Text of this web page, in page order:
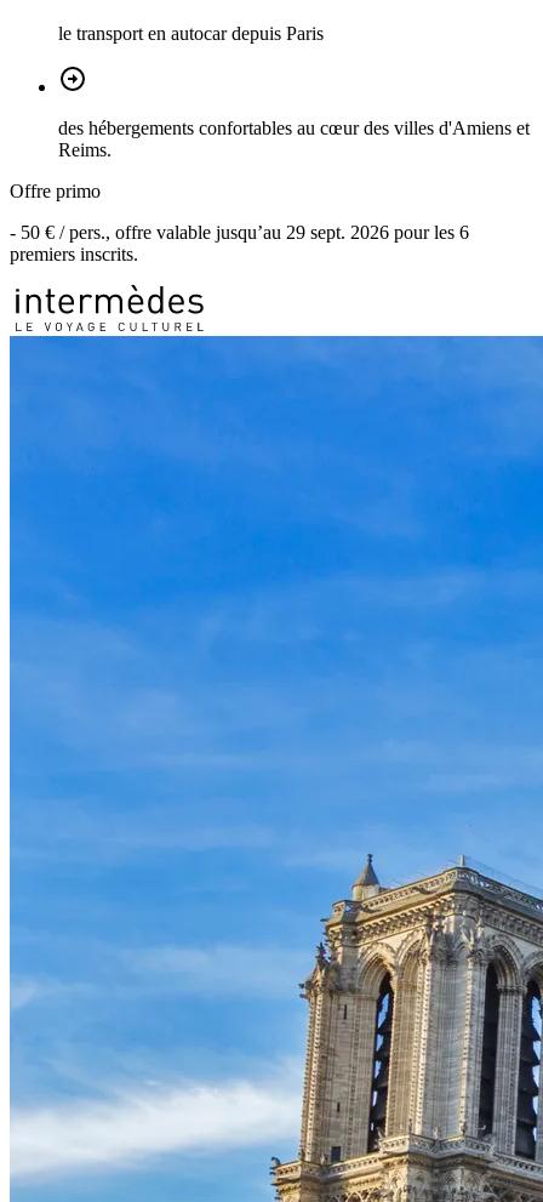
le transport en autocar depuis Paris
des hébergements confortables au cœur des villes d'Amiens et
Reims.
Offre primo
- 50 € / pers., offre valable jusqu’au 29 sept. 2026 pour les 6
premiers inscrits.